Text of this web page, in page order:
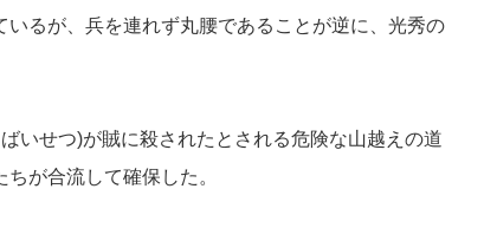
るが、兵を連れず丸腰であることが逆に、光秀の
いせつ)が賊に殺されたとされる危険な山越えの道
が合流して確保した。